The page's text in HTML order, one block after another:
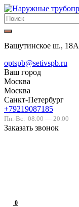
Вашутинское ш.,
optspb@setivspb.ru
Ваш город
Москва
Москва
Санкт-Петербург
+79219087185
Пн.-Вс. 08.00 — 20.00
Заказать звонок
0